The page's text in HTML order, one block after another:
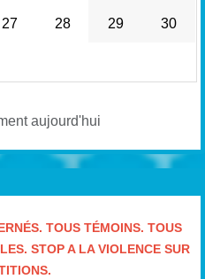
27 28 29 30
aujourd'hui
TOUS TÉMOINS. TOUS
STOP A LA VIOLENCE SUR